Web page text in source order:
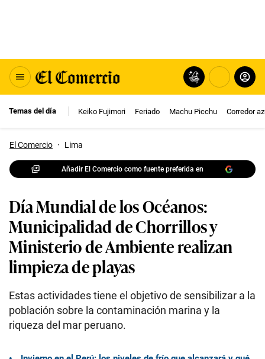
Temas del día Keiko Fujimori Feriado Machu Picchu Corredor
El Comercio · Lima
Añadir El Comercio como fuente preferida en
Día Mundial de los Océanos:
Municipalidad de Chorrillos y
Ministerio de Ambiente realizan
limpieza de playas
Estas actividades tiene el objetivo de sensibilizar a la
población sobre la contaminación marina y la
riqueza del mar peruano.